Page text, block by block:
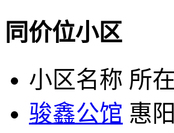
同价位小区
小区名称 所
骏鑫公馆 惠